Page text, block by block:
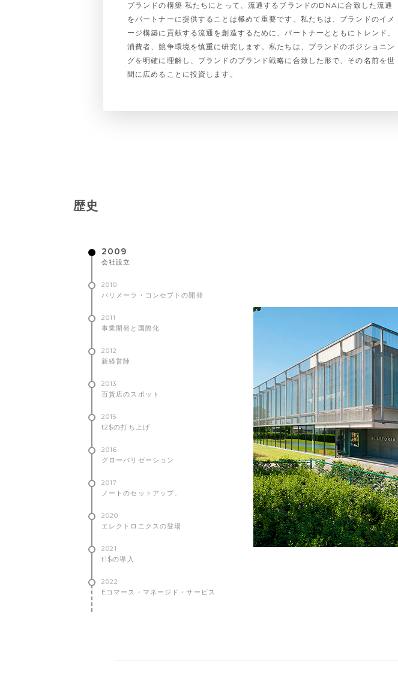
ブランドの構築 私たちにとって、流通するブランドのDNAに合致した流通
をパートナーに提供することは極めて重要です。私たちは、ブランドのイメ
ージ構築に貢献する流通を創造するために、パートナーとともにトレンド、
消費者、競争環境を慎重に研究します。私たちは、ブランドのポジショニン
グを明確に理解し、ブランドのブランド戦略に合致した形で、その名前を世
間に広めることに投資します。
歴史
2009
会社設立
2010
パリメーラ・コンセプトの開発
2011
事業開発と国際化
2012
新経営陣
2013
百貨店のスポット
2015
t2$の打ち上げ
2016
グローバリゼーション
2017
ノートのセットアップ。
2020
エレクトロニクスの登場
2021
t1$の導入
2022
Eコマース・マネージド・サービス